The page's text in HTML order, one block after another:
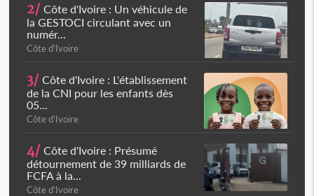
2/ Côte d'Ivoire : Un véhicule de
la GESTOCI circulant avec un
numér...
Côte d'Ivoire
3/ Côte d'Ivoire : L'établissement
de la CNI pour les enfants dès
05...
Côte d'Ivoire
4/ Côte d'Ivoire : Présumé
détournement de 39 milliards de
FCFA à la...
Côte d'Ivoire